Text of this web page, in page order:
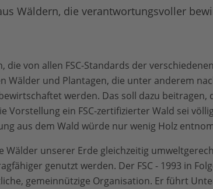
Wäldern, die verantwortungsvoller
die von allen FSC-Standards der
Wälder und Plantagen, die unter anderem
werden. Das soll dazu beitragen,
Vorstellung ein FSC-zertifizierter Wald sei
aus dem Wald würde nur wenig Holz
Wälder unserer Erde gleichzeitig
genutzt werden. Der FSC - 1993 in
gemeinnützige Organisation. Er führt